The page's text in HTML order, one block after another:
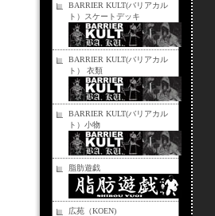
BARRIER KULT(バリアカル
ト）スケートデッキ
BARRIER KULT(バリアカル
ト） 衣類
BARRIER KULT(バリアカル
ト）小物
脂肪遊戯
広苑（KOEN)